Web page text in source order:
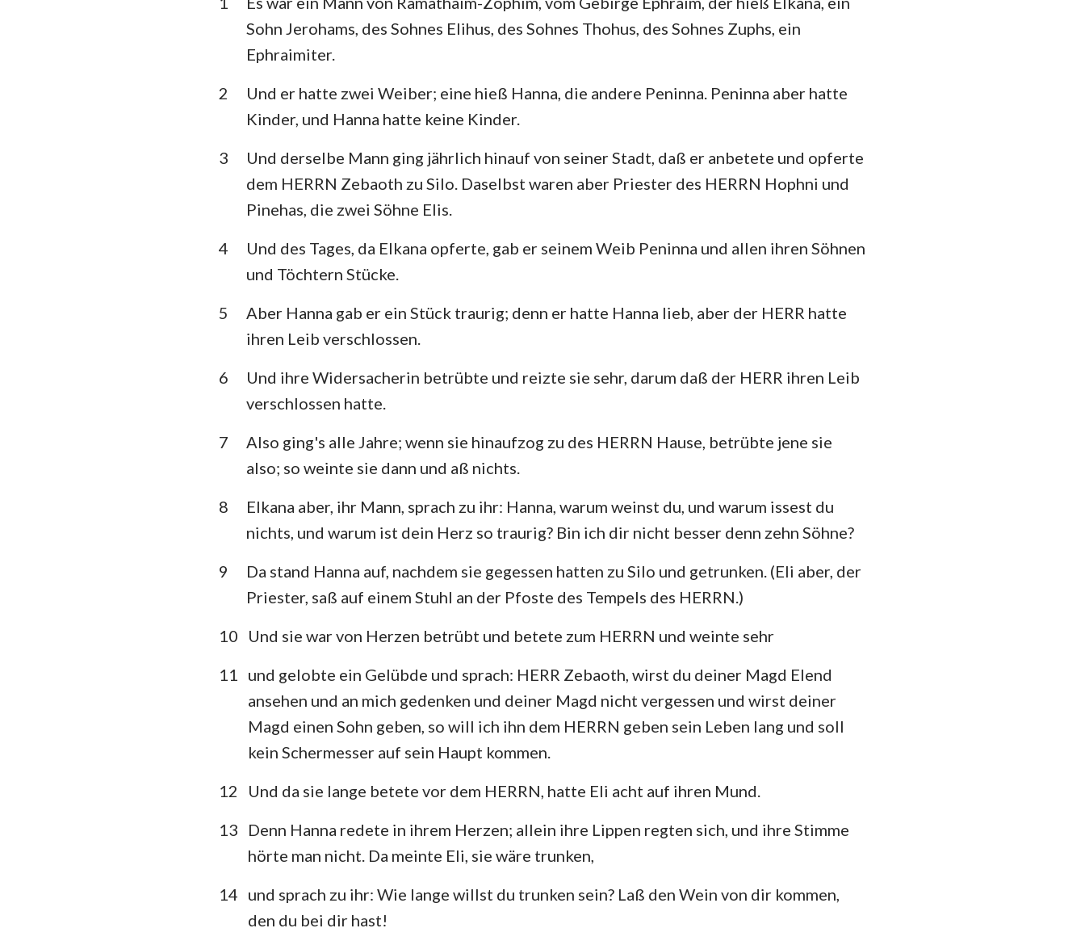
5. Mose Josua
1. Chronik 2. Chronik
Esra Nehemia
Esther Hiob
Psalm Sprüche
Prediger Hohelied
Joel Amos
Obadja
Micha Nahum
Habakuk Zephanja
Haggai Sacharja
Maleachi
Apostelgeschichte Römer
1. Thessalonicher 2. Thessalonicher
Titus Philemon
1. Petrus 2. Petrus
29
30 31
Sohn Jerohams, des Sohnes Elihus, des Sohnes Thohus, des Sohnes Zuphs, ein
Ephraimiter.
2
Und er hatte zwei Weiber; eine hieß Hanna, die andere Peninna. Peninna aber hatte
Kinder, und Hanna hatte keine Kinder.
3
Und derselbe Mann ging jährlich hinauf von seiner Stadt, daß er anbetete und opferte
dem HERRN Zebaoth zu Silo. Daselbst waren aber Priester des HERRN Hophni und
Pinehas, die zwei Söhne Elis.
4
Und des Tages, da Elkana opferte, gab er seinem Weib Peninna und allen ihren Söhnen
und Töchtern Stücke.
5
Aber Hanna gab er ein Stück traurig; denn er hatte Hanna lieb, aber der HERR hatte
ihren Leib verschlossen.
6
Und ihre Widersacherin betrübte und reizte sie sehr, darum daß der HERR ihren Leib
verschlossen hatte.
7
Also ging's alle Jahre; wenn sie hinaufzog zu des HERRN Hause, betrübte jene sie
also; so weinte sie dann und aß nichts.
8
Elkana aber, ihr Mann, sprach zu ihr: Hanna, warum weinst du, und warum issest du
nichts, und warum ist dein Herz so traurig? Bin ich dir nicht besser denn zehn Söhne?
9
Da stand Hanna auf, nachdem sie gegessen hatten zu Silo und getrunken. (Eli aber, der
Priester, saß auf einem Stuhl an der Pfoste des Tempels des HERRN.)
10
Und sie war von Herzen betrübt und betete zum HERRN und weinte sehr
11 und gelobte ein Gelübde und sprach: HERR Zebaoth, wirst du deiner Magd Elend
ansehen und an mich gedenken und deiner Magd nicht vergessen und wirst deiner
Magd einen Sohn geben, so will ich ihn dem HERRN geben sein Leben lang und soll
kein Schermesser auf sein Haupt kommen.
12
Und da sie lange betete vor dem HERRN, hatte Eli acht auf ihren Mund.
13
Denn Hanna redete in ihrem Herzen; allein ihre Lippen regten sich, und ihre Stimme
hörte man nicht. Da meinte Eli, sie wäre trunken,
14 und sprach zu ihr: Wie lange willst du trunken sein? Laß den Wein von dir kommen,
den du bei dir hast!